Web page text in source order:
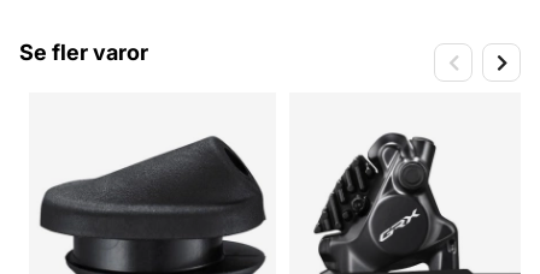
Se fler varor